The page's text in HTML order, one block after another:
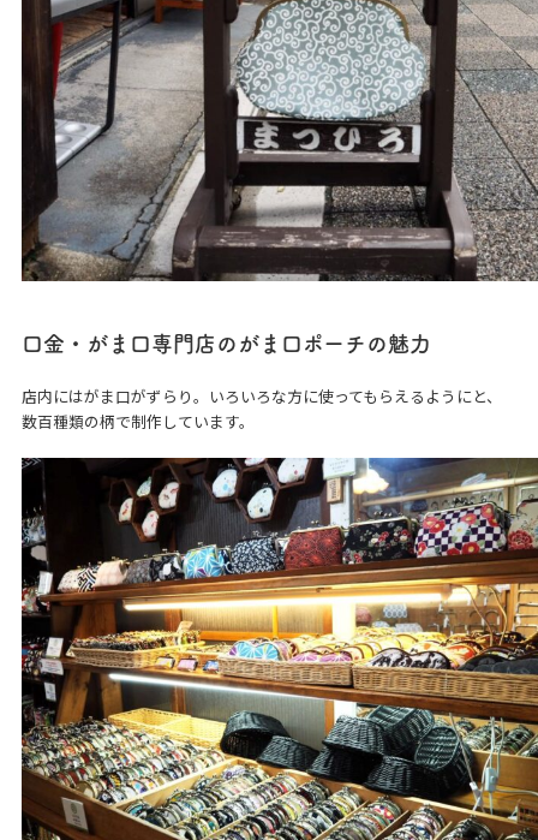
口金・がま口専門店のがま口ポーチの魅力
店内にはがま口がずらり。いろいろな方に使ってもらえるようにと、
数百種類の柄で制作しています。